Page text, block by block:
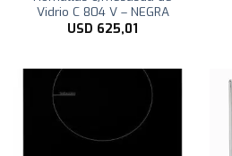
Vidrio C 804 V – NEGRA
USD 625,01